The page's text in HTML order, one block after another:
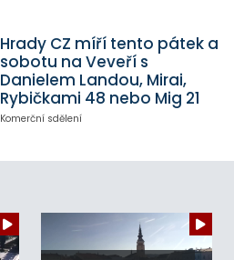
Hrady CZ míří tento pátek a
sobotu na Veveří s
Danielem Landou, Mirai,
Rybičkami 48 nebo Mig 21
Komerční sdělení